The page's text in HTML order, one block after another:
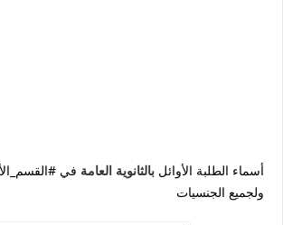
أسماء الطلبة الأوائل بالثانوية العامة في
ولجميع الجنسيات